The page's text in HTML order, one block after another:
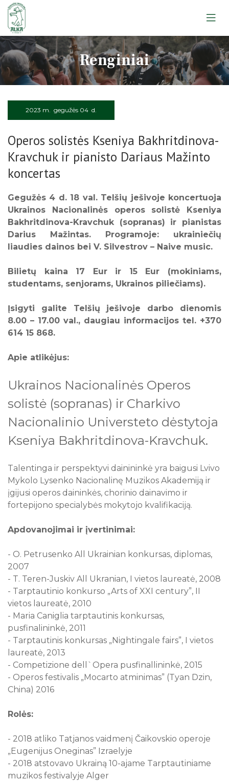
Apie muziejų
Lankytojams
Edukacijos
Leidiniai
Apie muziejų
Lankytojams
Ekskursijos
Atminimo ženklas
Apie muziejų
Edukacijos
Ekskursijos
Žemaitiu gīvastis
Apie muziejų
Lankytojams
Edukacijos
Apie muziejų
Lankytojams
1 2
3 4 5 6 7 8 9
10 12 14 16
24 25 27 29 30
Renginiai
2023 m. gegužės 04 d.
Operos solistės Kseniya Bakhritdinova-
Kravchuk ir pianisto Dariaus Mažinto
koncertas
Gegužės 4 d. 18 val. Telšių ješivoje koncertuoja
Ukrainos Nacionalinės operos solistė Kseniya
Bakhritdinova-Kravchuk (sopranas) ir pianistas
Darius Mažintas. Programoje: ukrainiečių
liaudies dainos bei V. Silvestrov – Naive music.
Bilietų kaina 17 Eur ir 15 Eur (mokiniams,
studentams, senjorams, Ukrainos piliečiams).
Įsigyti galite Telšių ješivoje darbo dienomis
8.00 – 17.00 val., daugiau informacijos tel. +370
614 15 868.
Apie atlikėjus:
Ukrainos Nacionalinės Operos
solistė (sopranas) ir Charkivo
Nacionalinio Universteto dėstytoja
Kseniya Bakhritdinova-Kravchuk.
Talentinga ir perspektyvi dainininkė yra baigusi Lvivo
Mykolo Lysenko Nacionalinę Muzikos Akademiją ir
įgijusi operos daininkės, chorinio dainavimo ir
fortepijono specialybės mokytojo kvalifikaciją.
Apdovanojimai ir įvertinimai:
- O. Petrusenko All Ukrainian konkursas, diplomas,
2007
- T. Teren-Juskiv All Ukranian, I vietos laureatė, 2008
- Tarptautinio konkurso „Arts of XXI century”, II
vietos laureatė, 2010
- Maria Caniglia tarptautinis konkursas,
pusfinalininkė, 2011
- Tarptautinis konkursas „Nightingale fairs”, I vietos
laureatė, 2013
- Competizione dell`Opera pusfinallininkė, 2015
- Оperos festivalis „Mocarto atminimas” (Tyan Dzin,
China) 2016
Rolės:
- 2018 atliko Tatjanos vaidmenį Čaikovskio operoje
„Eugenijus Oneginas” Izraelyje
- 2018 atstovavo Ukrainą 10-ajame Tarptautiniame
muzikos festivalyje Alger